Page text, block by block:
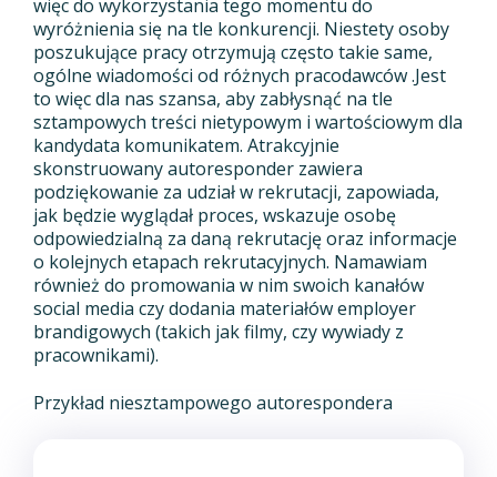
więc do wykorzystania tego momentu do
wyróżnienia się na tle konkurencji. Niestety osoby
poszukujące pracy otrzymują często takie same,
ogólne wiadomości od różnych pracodawców .Jest
to więc dla nas szansa, aby zabłysnąć na tle
sztampowych treści nietypowym i wartościowym dla
kandydata komunikatem. Atrakcyjnie
skonstruowany autoresponder zawiera
podziękowanie za udział w rekrutacji, zapowiada,
jak będzie wyglądał proces, wskazuje osobę
odpowiedzialną za daną rekrutację oraz informacje
o kolejnych etapach rekrutacyjnych. Namawiam
również do promowania w nim swoich kanałów
social media czy dodania materiałów employer
brandigowych (takich jak filmy, czy wywiady z
pracownikami).
Przykład niesztampowego autorespondera